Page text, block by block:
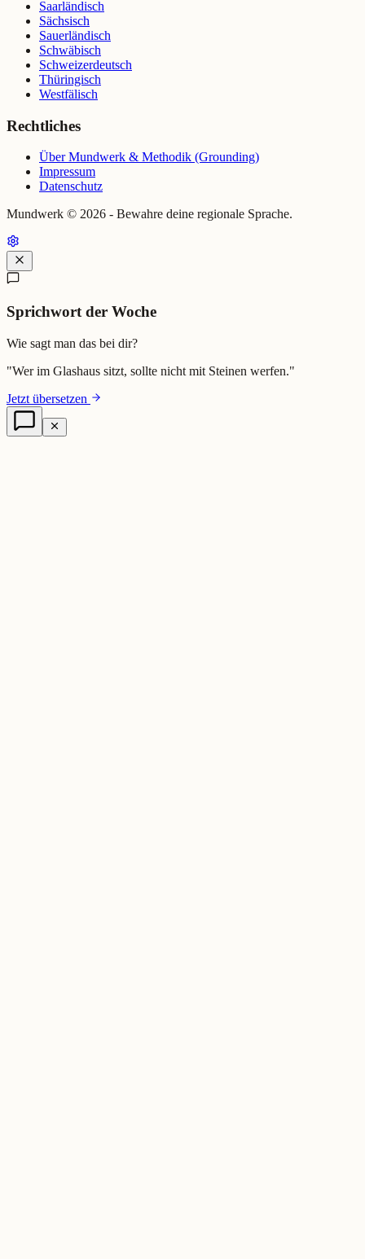
Saarländisch
Sächsisch
Sauerländisch
Schwäbisch
Schweizerdeutsch
Thüringisch
Westfälisch
Rechtliches
Über Mundwerk & Methodik (Grounding)
Impressum
Datenschutz
Mundwerk © 2026 - Bewahre deine regionale Sprache.
Sprichwort der Woche
Wie sagt man das bei dir?
"Wer im Glashaus sitzt, sollte nicht mit Steinen werfen."
Jetzt übersetzen